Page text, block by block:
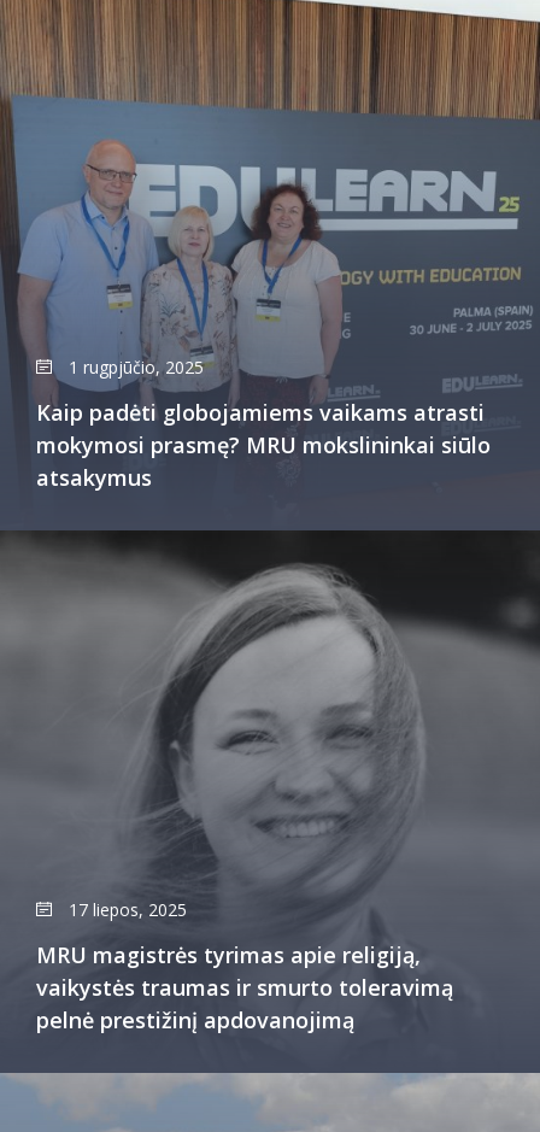
1 rugpjūčio, 2025
Kaip padėti globojamiems vaikams atrasti
mokymosi prasmę? MRU mokslininkai siūlo
atsakymus
17 liepos, 2025
MRU magistrės tyrimas apie religiją,
vaikystės traumas ir smurto toleravimą
pelnė prestižinį apdovanojimą